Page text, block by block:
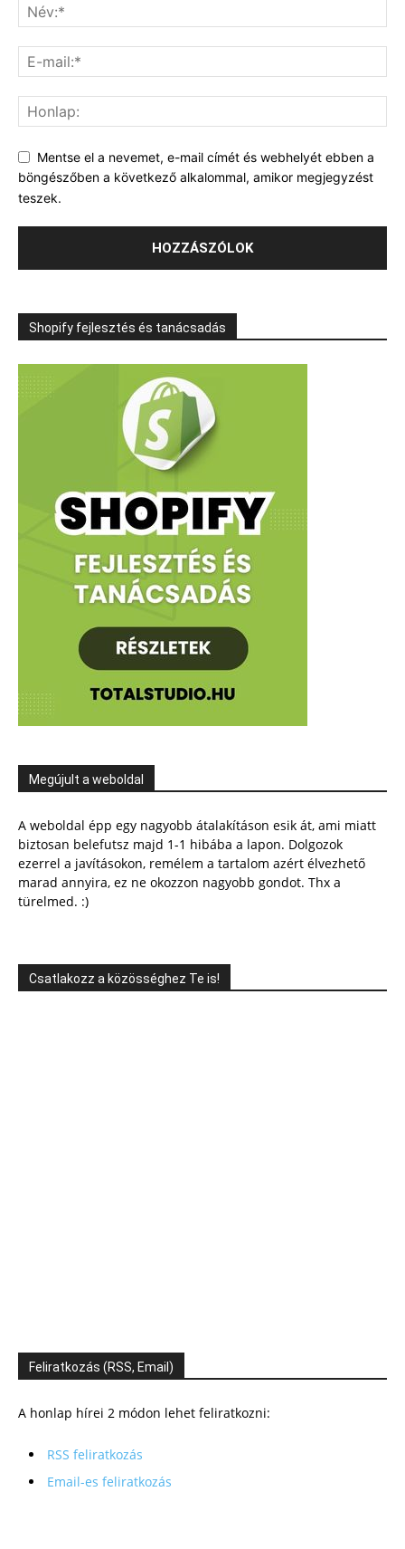
Mentse el a nevemet, e-mail címét és webhelyét ebben a
böngészőben a következő alkalommal, amikor megjegyzést
teszek.
Shopify fejlesztés és tanácsadás
Megújult a weboldal
A weboldal épp egy nagyobb átalakításon esik át, ami miatt
biztosan belefutsz majd 1-1 hibába a lapon. Dolgozok
ezerrel a javításokon, remélem a tartalom azért élvezhető
marad annyira, ez ne okozzon nagyobb gondot. Thx a
türelmed. :)
Csatlakozz a közösséghez Te is!
Feliratkozás (RSS, Email)
A honlap hírei 2 módon lehet feliratkozni:
RSS feliratkozás
Email-es feliratkozás